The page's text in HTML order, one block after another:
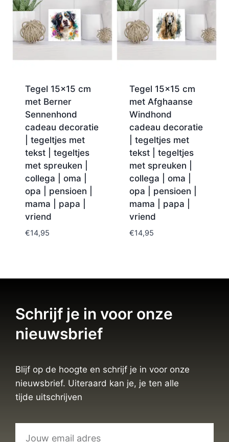
Tegel 15×15 cm
met Berner
Sennenhond
cadeau decoratie
| tegeltjes met
tekst | tegeltjes
met spreuken |
collega | oma |
opa | pensioen |
mama | papa |
vriend
€14,95
Tegel 15×15 cm
met Afghaanse
Windhond
cadeau decoratie
| tegeltjes met
tekst | tegeltjes
met spreuken |
collega | oma |
opa | pensioen |
mama | papa |
vriend
€14,95
Schrijf je in voor onze
nieuwsbrief
Blijf op de hoogte en schrijf je in voor onze
nieuwsbrief. Uiteraard kan je, je ten alle
tijde uitschrijven